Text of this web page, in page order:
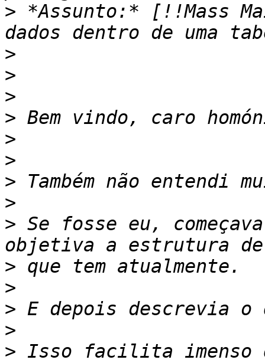
> *Assunto:* [!!Mass
>
>
>
>
>
>
>
>
> Se fosse eu,
>
>
>
>
> Isso facilita imenso